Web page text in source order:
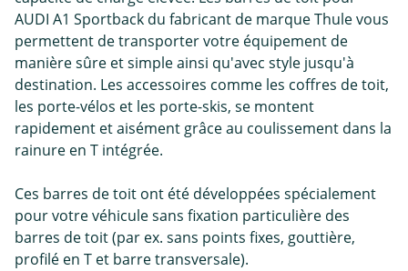
AUDI A1 Sportback du fabricant de marque Thule vous
permettent de transporter votre équipement de
manière sûre et simple ainsi qu'avec style jusqu'à
destination. Les accessoires comme les coffres de toit,
les porte-vélos et les porte-skis, se montent
rapidement et aisément grâce au coulissement dans la
rainure en T intégrée.
Ces barres de toit ont été développées spécialement
pour votre véhicule sans fixation particulière des
barres de toit (par ex. sans points fixes, gouttière,
profilé en T et barre transversale).